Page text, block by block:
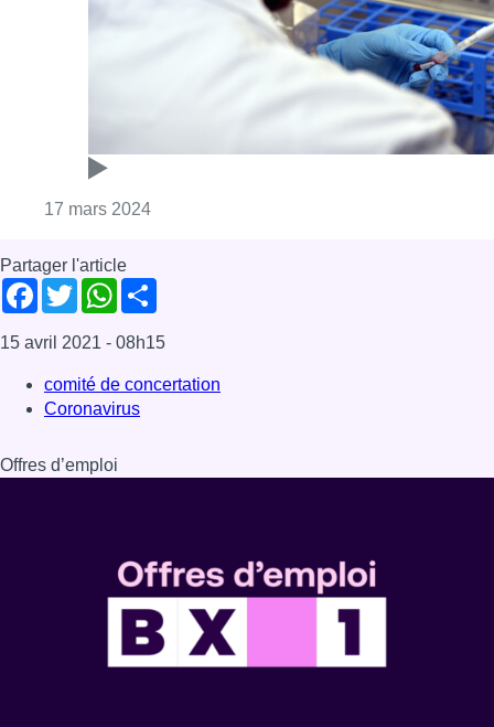
17 mars 2024Consulter l'article "Vers des vaccins Covid
Partager l'article
Facebook
TwitterWhatsApp
15 avril 2021 - 08h15
comité de concertation
Coronavirus
Offres d’emploi